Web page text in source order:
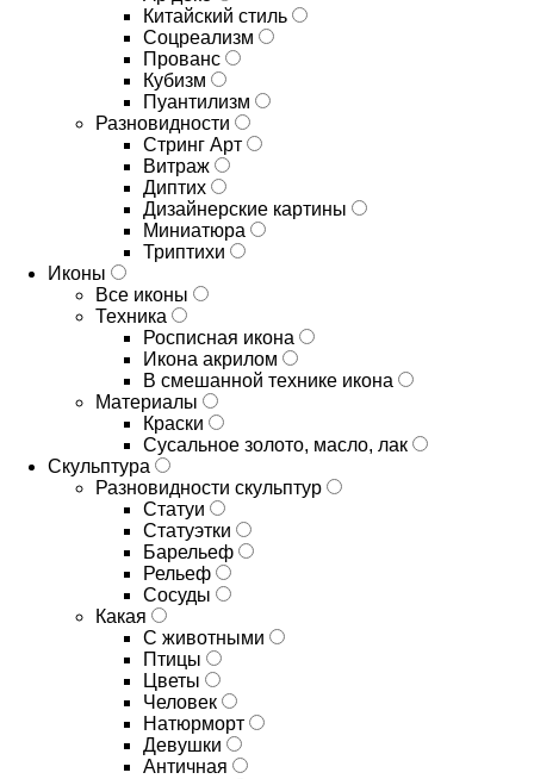
Китайский стиль
Соцреализм
Прованс
Кубизм
Пуантилизм
Разновидности
Стринг Арт
Витраж
Диптих
Дизайнерские картины
Миниатюра
Триптихи
Иконы
Все иконы
Техника
Росписная икона
Икона акрилом
В смешанной технике икона
Материалы
Краски
Сусальное золото, масло, лак
Скульптура
Разновидности скульптур
Статуи
Статуэтки
Барельеф
Рельеф
Сосуды
Какая
С животными
Птицы
Цветы
Человек
Натюрморт
Девушки
Античная